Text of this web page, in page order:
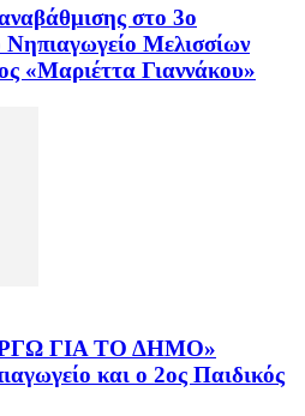
στο 3ο
Νηπιαγωγείο Μελισσίων
«Μαριέττα Γιαννάκου»
ΓΙΑ ΤΟ ΔΗΜΟ»
και ο 2ος Παιδικός